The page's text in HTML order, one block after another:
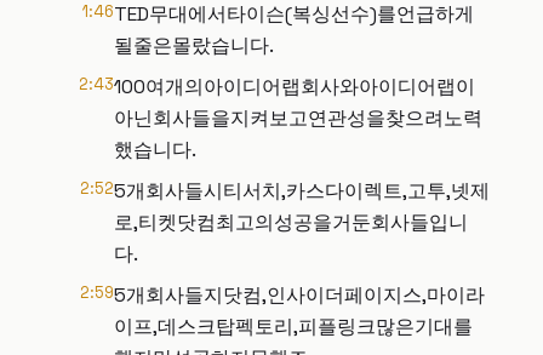
1:46TED무대에서타이슨(복싱선수)를언급하게
될줄은몰랐습니다.
2:43100여개의아이디어랩회사와아이디어랩이
아닌회사들을지켜보고연관성을찾으려노력
했습니다.
2:525개회사들시티서치,카스다이렉트,고투,넷제
로,티켓닷컴최고의성공을거둔회사들입니
다.
2:595개회사들지닷컴,인사이더페이지스,마이라
이프,데스크탑펙토리,피플링크많은기대를